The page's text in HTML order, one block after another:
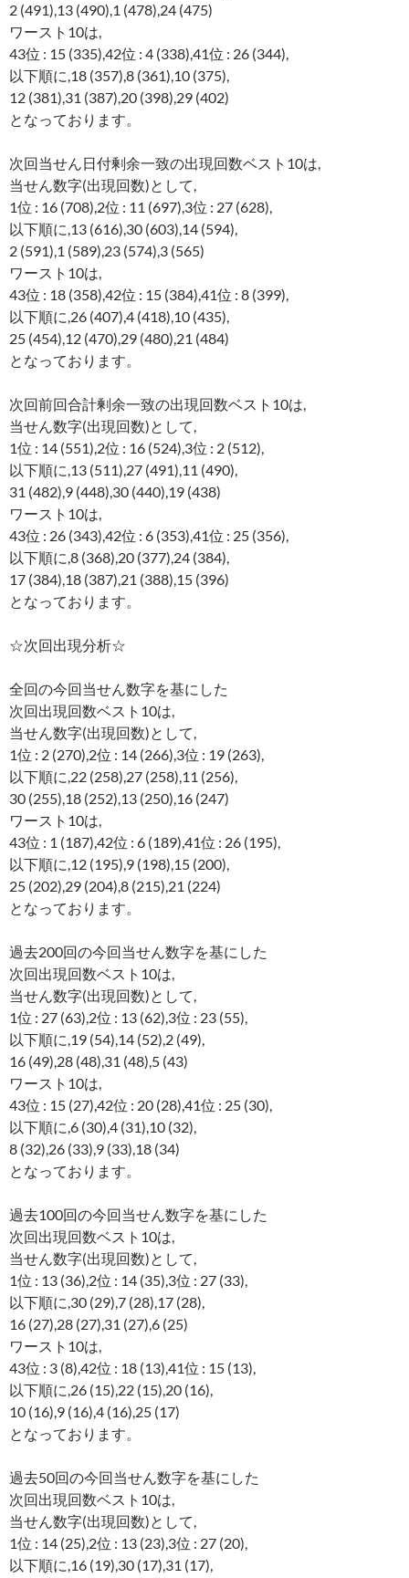
2 (491),13 (490),1 (478),24 (475)
ワースト10は,
43位 : 15 (335),42位 : 4 (338),41位 : 26 (344),
以下順に,18 (357),8 (361),10 (375),
12 (381),31 (387),20 (398),29 (402)
となっております。
次回当せん日付剰余一致の出現回数ベスト10は,
当せん数字(出現回数)として,
1位 : 16 (708),2位 : 11 (697),3位 : 27 (628),
以下順に,13 (616),30 (603),14 (594),
2 (591),1 (589),23 (574),3 (565)
ワースト10は,
43位 : 18 (358),42位 : 15 (384),41位 : 8 (399),
以下順に,26 (407),4 (418),10 (435),
25 (454),12 (470),29 (480),21 (484)
となっております。
次回前回合計剰余一致の出現回数ベスト10は,
当せん数字(出現回数)として,
1位 : 14 (551),2位 : 16 (524),3位 : 2 (512),
以下順に,13 (511),27 (491),11 (490),
31 (482),9 (448),30 (440),19 (438)
ワースト10は,
43位 : 26 (343),42位 : 6 (353),41位 : 25 (356),
以下順に,8 (368),20 (377),24 (384),
17 (384),18 (387),21 (388),15 (396)
となっております。
☆次回出現分析☆
全回の今回当せん数字を基にした
次回出現回数ベスト10は,
当せん数字(出現回数)として,
1位 : 2 (270),2位 : 14 (266),3位 : 19 (263),
以下順に,22 (258),27 (258),11 (256),
30 (255),18 (252),13 (250),16 (247)
ワースト10は,
43位 : 1 (187),42位 : 6 (189),41位 : 26 (195),
以下順に,12 (195),9 (198),15 (200),
25 (202),29 (204),8 (215),21 (224)
となっております。
過去200回の今回当せん数字を基にした
次回出現回数ベスト10は,
当せん数字(出現回数)として,
1位 : 27 (63),2位 : 13 (62),3位 : 23 (55),
以下順に,19 (54),14 (52),2 (49),
16 (49),28 (48),31 (48),5 (43)
ワースト10は,
43位 : 15 (27),42位 : 20 (28),41位 : 25 (30),
以下順に,6 (30),4 (31),10 (32),
8 (32),26 (33),9 (33),18 (34)
となっております。
過去100回の今回当せん数字を基にした
次回出現回数ベスト10は,
当せん数字(出現回数)として,
1位 : 13 (36),2位 : 14 (35),3位 : 27 (33),
以下順に,30 (29),7 (28),17 (28),
16 (27),28 (27),31 (27),6 (25)
ワースト10は,
43位 : 3 (8),42位 : 18 (13),41位 : 15 (13),
以下順に,26 (15),22 (15),20 (16),
10 (16),9 (16),4 (16),25 (17)
となっております。
過去50回の今回当せん数字を基にした
次回出現回数ベスト10は,
当せん数字(出現回数)として,
1位 : 14 (25),2位 : 13 (23),3位 : 27 (20),
以下順に,16 (19),30 (17),31 (17),